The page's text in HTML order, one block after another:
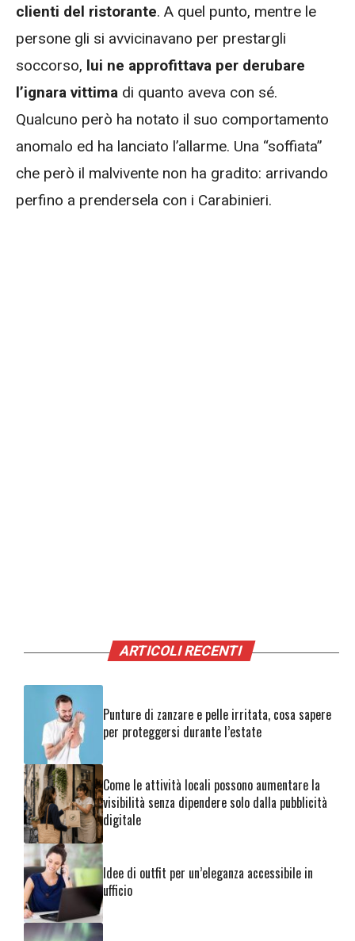
clienti del ristorante. A quel punto, mentre le
persone gli si avvicinavano per prestargli
soccorso, lui ne approfittava per derubare
l’ignara vittima di quanto aveva con sé.
Qualcuno però ha notato il suo comportamento
anomalo ed ha lanciato l’allarme. Una “soffiata”
che però il malvivente non ha gradito: arrivando
perfino a prendersela con i Carabinieri.
ARTICOLI RECENTI
Punture di zanzare e pelle irritata, cosa sapere
per proteggersi durante l’estate
Come le attività locali possono aumentare la
visibilità senza dipendere solo dalla pubblicità
digitale
Idee di outfit per un’eleganza accessibile in
ufficio